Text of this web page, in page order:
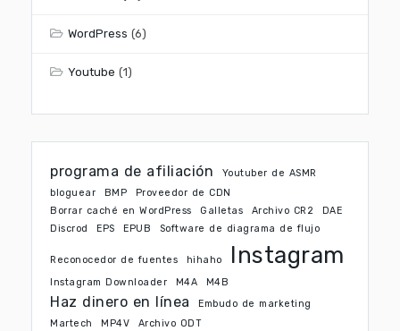
WordPress (6)
Youtube (1)
programa de afiliación
Youtuber de ASMR
bloguear
BMP
Proveedor de CDN
Borrar caché en WordPress
Galletas Archivo CR2
DAE
Discrod
EPS EPUB Software de diagrama de flujo
Reconocedor de fuentes hihaho Instagram
Instagram Downloader M4A M4B
Haz dinero en línea
Embudo de marketing
Martech
MP4V
Archivo ODT